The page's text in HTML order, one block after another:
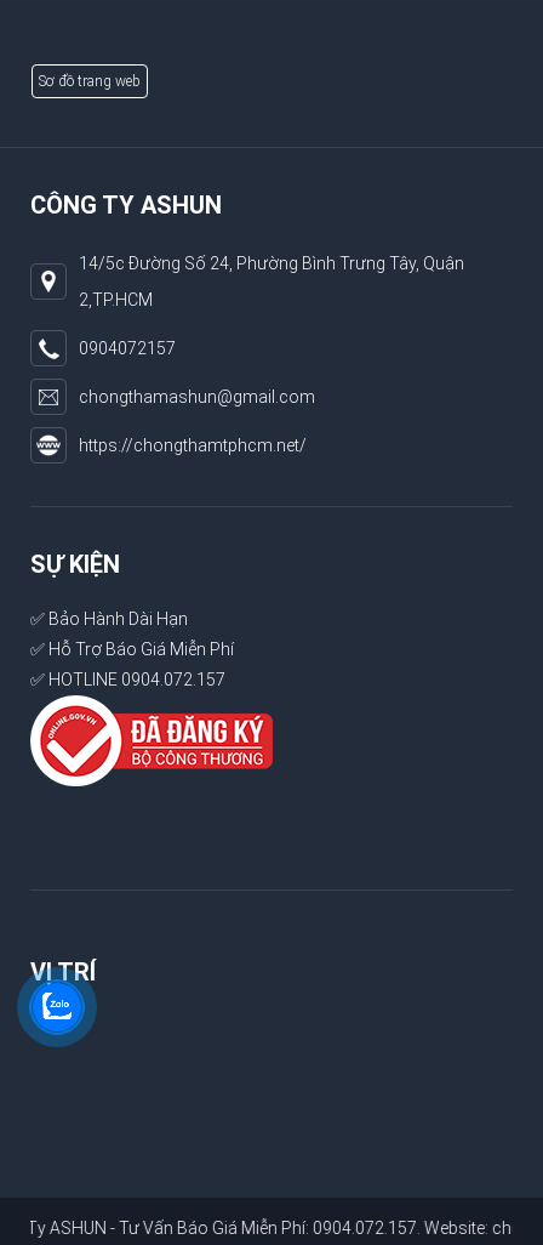
Sơ đồ trang web
CÔNG TY ASHUN
14/5c Đường Số 24, Phường Bình Trưng Tây, Quận
2,TP.HCM
0904072157
chongthamashun@gmail.com
https://chongthamtphcm.net/
SỰ KIỆN
✅ Bảo Hành Dài Hạn
✅ Hỗ Trợ Báo Giá Miễn Phí
✅ HOTLINE 0904.072.157
VỊ TRÍ
- Tư Vấn Báo Giá Miễn Phí: 0904.072.157. Website: